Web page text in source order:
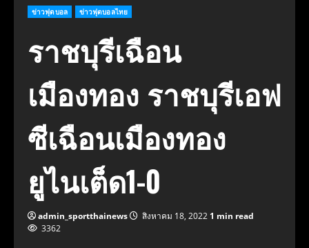
ข่าวฟุตบอล ข่าวฟุตบอลไทย
ราชบุรีเฉือน
เมืองทอง ราชบุรีเอฟ
ซีเฉือนเมืองทอง
ยูไนเต็ด1-0
admin_sportthainews สิงหาคม 18, 2022 1 min read
3362